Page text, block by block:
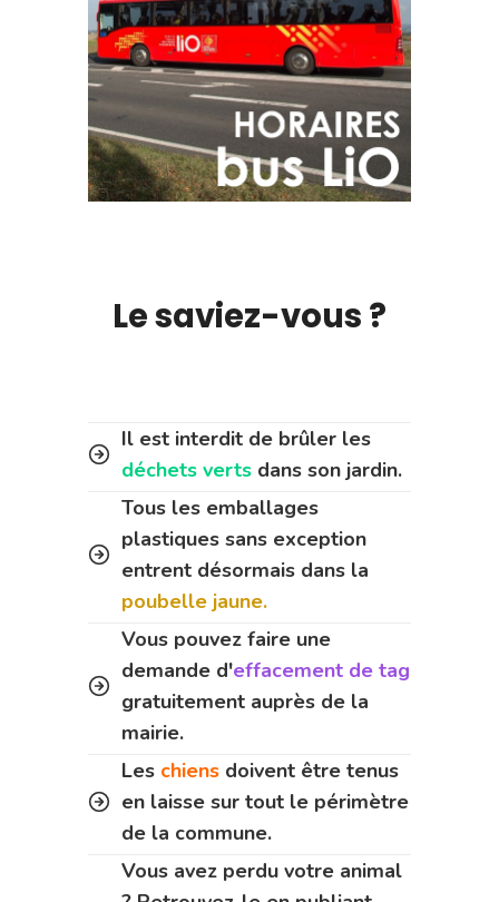
Le saviez-vous ?
Il est interdit de brûler les
déchets verts dans son jardin.
Tous les emballages
plastiques sans exception
entrent désormais dans la
poubelle jaune.
Vous pouvez faire une
demande d'effacement de tag
gratuitement auprès de la
mairie.
Les chiens doivent être tenus
en laisse sur tout le périmètre
de la commune.
Vous avez perdu votre animal